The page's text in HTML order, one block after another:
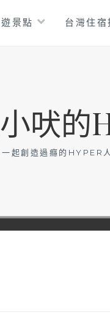
景點 台灣住宿
吠的
起創造過癮的HYPER